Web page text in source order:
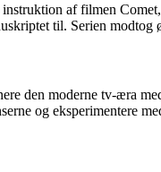
af filmen
til. Serien
den moderne tv-æra
og eksperimentere